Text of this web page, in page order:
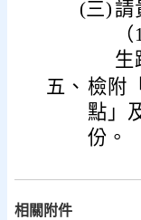
(三) 請
生
五、 檢附
點」
份。
相關附件